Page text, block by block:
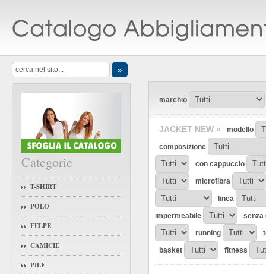
Categorie
T-SHIRT
POLO
FELPE
CAMICIE
PILE
marchio
JACKET NEW » modello
composizione
con cappuccio
microfibra
linea
impermeabile senza
running
basket fitness